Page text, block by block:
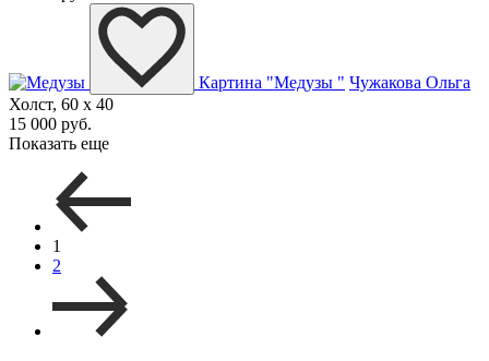
Картина "Медузы " Чужакова Ольга
Холст, 60 x 40
15 000 руб.
Показать еще
1
2